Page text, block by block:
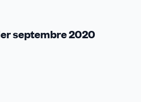
septembre 2020